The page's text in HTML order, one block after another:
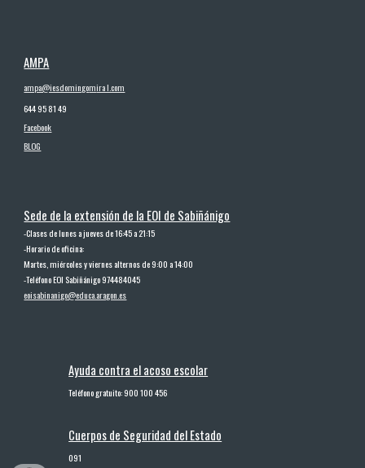
AMPA
ampa@iesdomingomira l.com
644 95 81 49
Facebook
BLOG
Sede de la extensión de la EOI de Sabiñánigo
-Clases de lunes a jueves de 16:45 a 21:15
-Horario de oficina:
Martes, miércoles y viernes alternos de 9:00 a 14:00
-Teléfono EOI Sabiñánigo 974484045
eoisabinanigo@educa.aragon.es
Ayuda contra el acoso escolar
Teléfono gratuito: 900 100 456
Cuerpos de Seguridad del Estado
091